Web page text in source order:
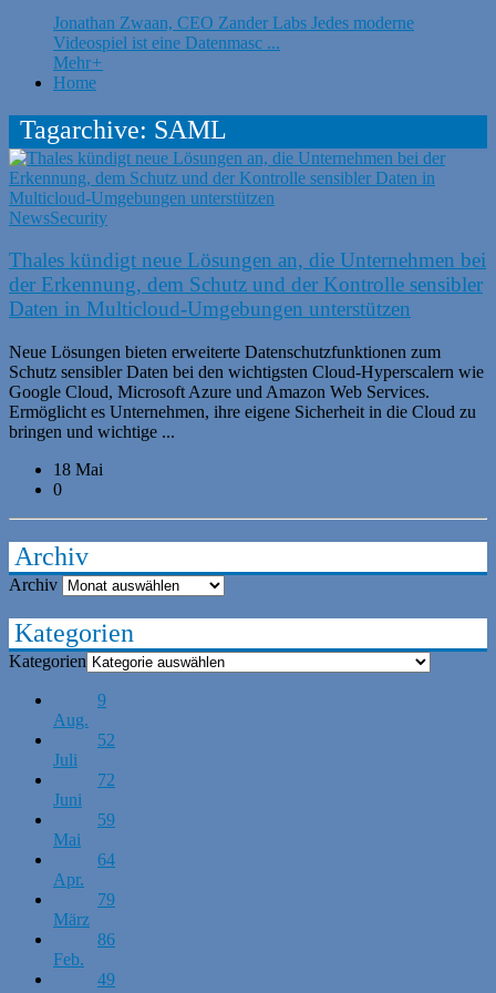
Jonathan Zwaan, CEO Zander Labs Jedes moderne
Videospiel ist eine Datenmasc ...
Mehr+
Home
Tagarchive: SAML
NewsSecurity
Thales kündigt neue Lösungen an, die Unternehmen bei
der Erkennung, dem Schutz und der Kontrolle sensibler
Daten in Multicloud-Umgebungen unterstützen
Neue Lösungen bieten erweiterte Datenschutzfunktionen zum
Schutz sensibler Daten bei den wichtigsten Cloud-Hyperscalern wie
Google Cloud, Microsoft Azure und Amazon Web Services.
Ermöglicht es Unternehmen, ihre eigene Sicherheit in die Cloud zu
bringen und wichtige ...
18 Mai
0
Archiv
Archiv
Kategorien
Kategorien
9
Aug.
52
Juli
72
Juni
59
Mai
64
Apr.
79
März
86
Feb.
49